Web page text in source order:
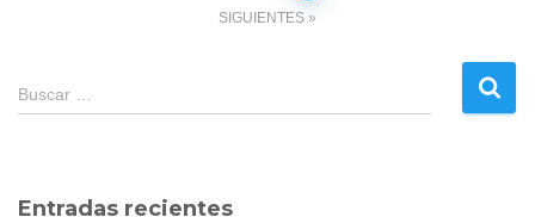
entradas
SIGUIENTES
B
u
Buscar …
Entradas recientes